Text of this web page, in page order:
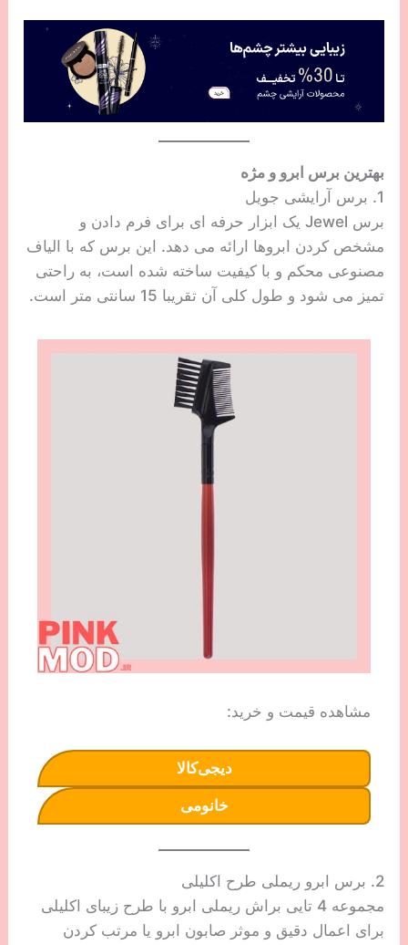
بهترین برس ابرو و مژه
1. برس آرایشی جویل
برس Jewel یک ابزار حرفه ای برای فرم دادن و
مشخص کردن ابروها ارائه می دهد. این برس که با الیاف
مصنوعی محکم و با کیفیت ساخته شده است، به راحتی
تمیز می شود و طول کلی آن تقریبا 15 سانتی متر است.
مشاهده قیمت و خرید:
دیجی‌کالا
خانومی
2. برس ابرو ریملی طرح اکلیلی
مجموعه 4 تایی براش ریملی ابرو با طرح زیبای اکلیلی
برای اعمال دقیق و موثر صابون ابرو یا مرتب کردن